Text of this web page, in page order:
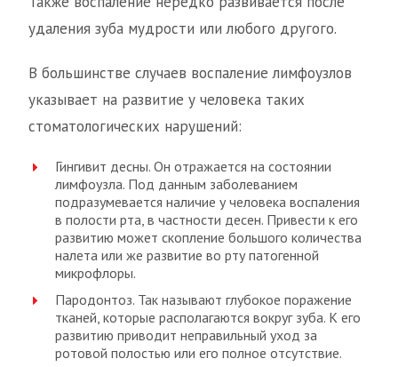
удаления зуба мудрости или любого другого.
В большинстве случаев воспаление лимфоузлов
указывает на развитие у человека таких
стоматологических нарушений:
Гингивит десны. Он отражается на состоянии
лимфоузла. Под данным заболеванием
подразумевается наличие у человека воспаления
в полости рта, в частности десен. Привести к его
развитию может скопление большого количества
налета или же развитие во рту патогенной
микрофлоры.
Пародонтоз. Так называют глубокое поражение
тканей, которые располагаются вокруг зуба. К его
развитию приводит неправильный уход за
ротовой полостью или его полное отсутствие.